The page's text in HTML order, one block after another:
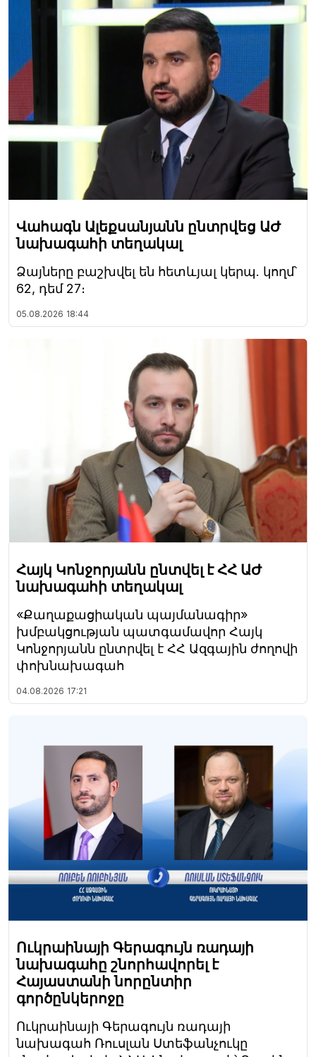
Վահագն Ալեքսանյանն ընտրվեց ԱԺ
նախագահի տեղակալ
Ձայները բաշխվել են հետևյալ կերպ. կողմ՝
62, դեմ 27։
05.08.2026 18:44
Հայկ Կոնջորյանն ընտվել է ՀՀ ԱԺ
նախագահի տեղակալ
«Քաղաքացիական պայմանագիր»
խմբակցության պատգամավոր Հայկ
Կոնջորյանն ընտրվել է ՀՀ Ազգային ժողովի
փոխնախագահ
04.08.2026 17:21
Ուկրաինայի Գերագույն ռադայի
նախագահը շնորհավորել է
Հայաստանի նորընտիր
գործընկերոջը
Ուկրաինայի Գերագույն ռադայի
նախագահ Ռուսլան Ստեֆանչուկը